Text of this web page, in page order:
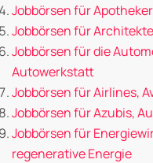
Jobbörsen für Apotheker
Jobbörsen für
Jobbörsen für die
Autowerkstatt
Jobbörsen für Airlines,
Jobbörsen für Azubis,
Jobbörsen für
regenerative Energie